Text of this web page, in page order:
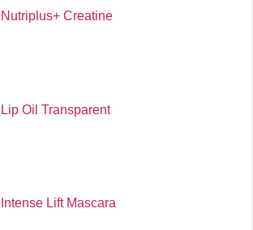
Nutriplus+ Creatine
Lip Oil Transparent
Intense Lift Mascara